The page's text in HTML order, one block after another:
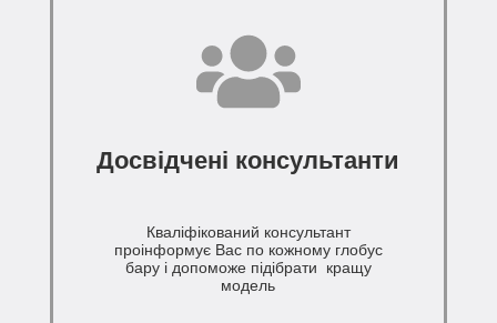
Досвідчені консультанти
Кваліфікований консультант
проінформує Вас по кожному глобус
бару і допоможе підібрати кращу
модель